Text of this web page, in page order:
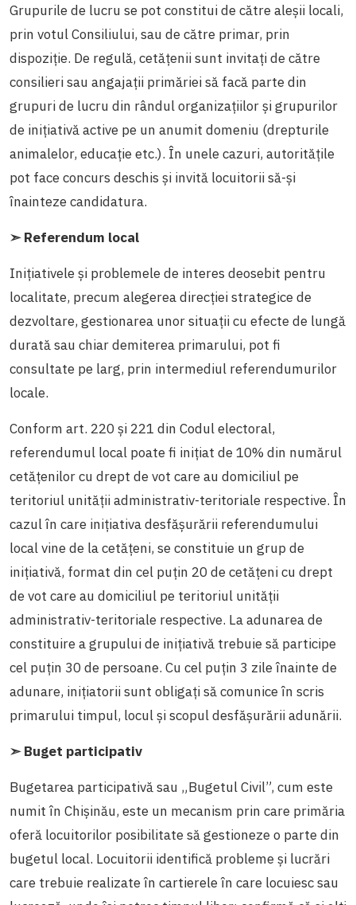
Grupurile de lucru se pot constitui de către aleșii locali,
prin votul Consiliului, sau de către primar, prin
dispoziție. De regulă, cetățenii sunt invitați de către
consilieri sau angajații primăriei să facă parte din
grupuri de lucru din rândul organizațiilor și grupurilor
de inițiativă active pe un anumit domeniu (drepturile
animalelor, educație etc.). În unele cazuri, autoritățile
pot face concurs deschis și invită locuitorii să-și
înainteze candidatura.
➣ Referendum local
Inițiativele și problemele de interes deosebit pentru
localitate, precum alegerea direcției strategice de
dezvoltare, gestionarea unor situații cu efecte de lungă
durată sau chiar demiterea primarului, pot fi
consultate pe larg, prin intermediul referendumurilor
locale.
Conform art. 220 și 221 din Codul electoral,
referendumul local poate fi inițiat de 10% din numărul
cetățenilor cu drept de vot care au domiciliul pe
teritoriul unității administrativ-teritoriale respective. În
cazul în care inițiativa desfășurării referendumului
local vine de la cetățeni, se constituie un grup de
inițiativă, format din cel puțin 20 de cetățeni cu drept
de vot care au domiciliul pe teritoriul unității
administrativ-teritoriale respective. La adunarea de
constituire a grupului de inițiativă trebuie să participe
cel puțin 30 de persoane. Cu cel puțin 3 zile înainte de
adunare, inițiatorii sunt obligați să comunice în scris
primarului timpul, locul și scopul desfășurării adunării.
➣ Buget participativ
Bugetarea participativă sau „Bugetul Civil”, cum este
numit în Chișinău, este un mecanism prin care primăria
oferă locuitorilor posibilitate să gestioneze o parte din
bugetul local. Locuitorii identifică probleme și lucrări
care trebuie realizate în cartierele în care locuiesc sau